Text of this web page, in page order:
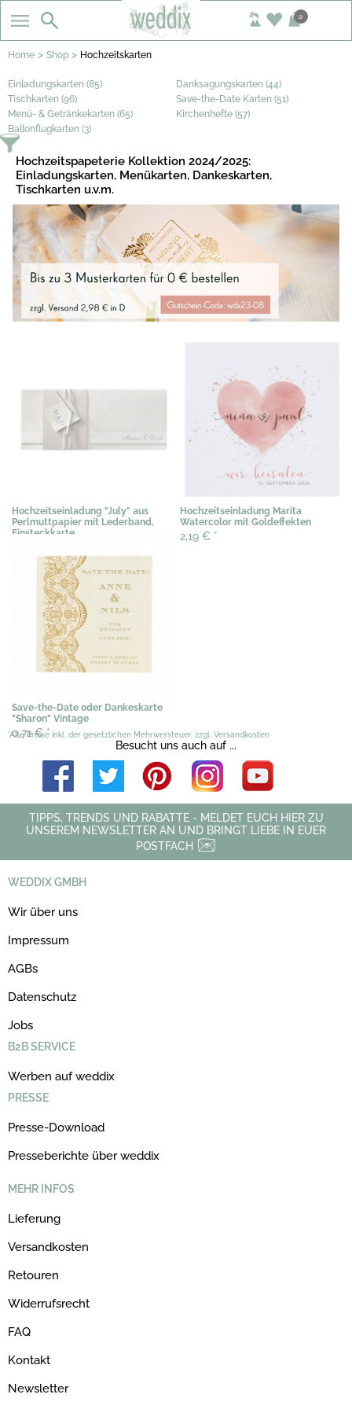
0
Home > Shop > Hochzeitskarten
Einladungskarten (85)
Danksagungskarten (44)
Tischkarten (96)
Save-the-Date Karten (51)
Menü- & Getränkekarten (65)
Kirchenhefte (57)
Ballonflugkarten (3)
Hochzeitspapeterie Kollektion 2024/2025:
Einladungskarten, Menükarten, Dankeskarten,
Tischkarten u.v.m.
Hochzeitseinladung "July" aus
Perlmuttpapier mit Lederband,
Einsteckkarte
Hochzeitseinladung Marita
Watercolor mit Goldeffekten
2,19 € *
Save-the-Date oder Dankeskarte
"Sharon" Vintage
0,71 €*
*Alle Preise inkl. der gesetzlichen Mehrwersteuer, zzgl. Versandkosten
Besucht uns auch auf ...
TIPPS, TRENDS UND RABATTE - MELDET EUCH HIER ZU
UNSEREM NEWSLETTER AN UND BRINGT LIEBE IN EUER
POSTFACH
WEDDIX GMBH
Wir über uns
Impressum
AGBs
Datenschutz
Jobs
B2B SERVICE
Werben auf weddix
PRESSE
Presse-Download
Presseberichte über weddix
MEHR INFOS
Lieferung
Versandkosten
Retouren
Widerrufsrecht
FAQ
Kontakt
Newsletter